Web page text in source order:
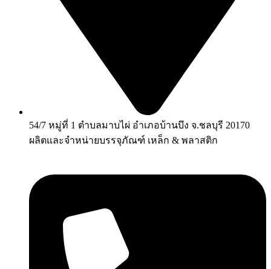
54/7 หมู่ที่ 1 ตำบลมาบไผ่ อำเภอบ้านบึง จ.ชลบุรี 20170
ผลิตและจำหน่ายบรรจุภัณฑ์ เหล็ก & พลาสติก